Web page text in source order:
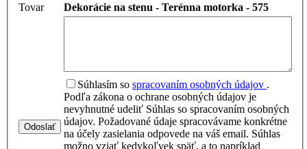
Tovar
Dekorácie na stenu - Terénna motorka - 575
Odoslať
Súhlasím so spracovaním osobných údajov .
Podľa zákona o ochrane osobných údajov je
nevyhnutné udeliť Súhlas so spracovaním osobných
údajov. Požadované údaje spracovávame konkrétne
na účely zasielania odpovede na váš email. Súhlas
možno vziať kedykoľvek späť, a to napríklad